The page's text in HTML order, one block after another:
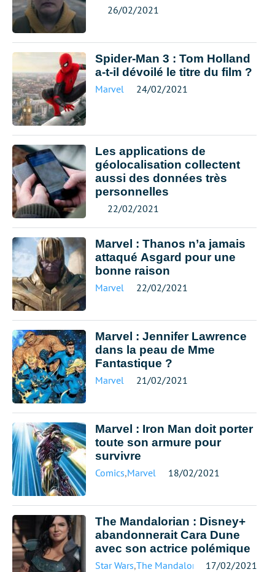
26/02/2021
Spider-Man 3 : Tom Holland
a-t-il dévoilé le titre du film ?
Marvel 24/02/2021
Les applications de
géolocalisation collectent
aussi des données très
personnelles
22/02/2021
Marvel : Thanos n’a jamais
attaqué Asgard pour une
bonne raison
Marvel 22/02/2021
Marvel : Jennifer Lawrence
dans la peau de Mme
Fantastique ?
Marvel 21/02/2021
Marvel : Iron Man doit porter
toute son armure pour
survivre
Comics,Marvel 18/02/2021
The Mandalorian : Disney+
abandonnerait Cara Dune
avec son actrice polémique
Star Wars,The Mandalorian17/02/2021